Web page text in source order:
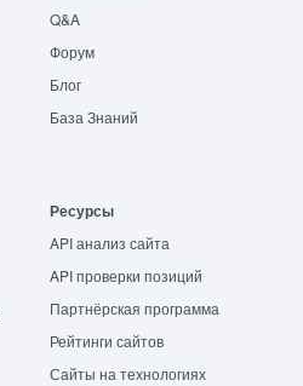
Q&A
Форум
Блог
База Знаний
Ресурсы
API анализ сайта
API проверки позиций
Партнёрская программа
Рейтинги сайтов
Сайты на технологиях